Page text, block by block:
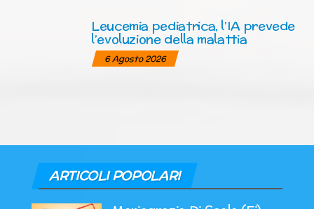
Leucemia pediatrica, l’IA prevede
l’evoluzione della malattia
6 Agosto 2026
ARTICOLI POPOLARI